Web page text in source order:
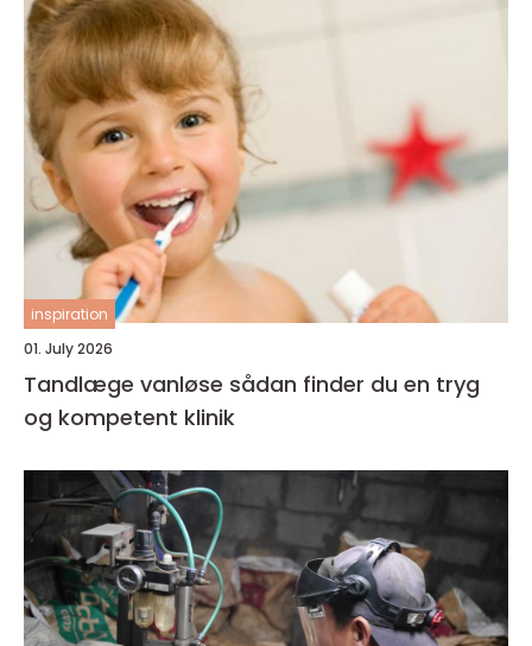
inspiration
01. July 2026
Tandlæge vanløse sådan finder du en tryg
og kompetent klinik